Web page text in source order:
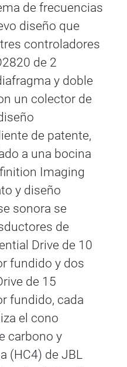
de frecuencias
diseño que
controladores
de 2
y doble
un colector de
de patente,
a una bocina
Imaging
y diseño
sonora se
de
Drive de 10
fundido y dos
de 15
fundido, cada
el cono
carbono y
(HC4) de JBL